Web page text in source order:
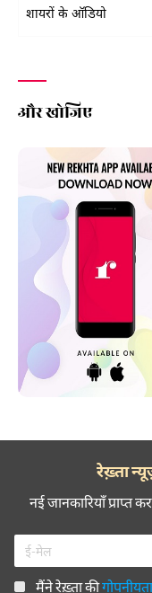
शायरों के ऑडियो
और खोजिए
रेख़्ता
नई जानकारियाँ प्राप्त
मैंने रेख़्ता की